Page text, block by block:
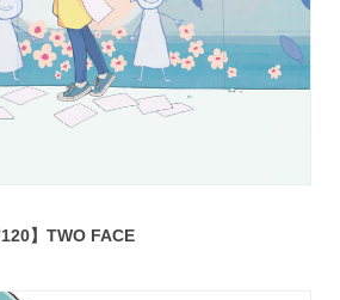
120】TWO FACE